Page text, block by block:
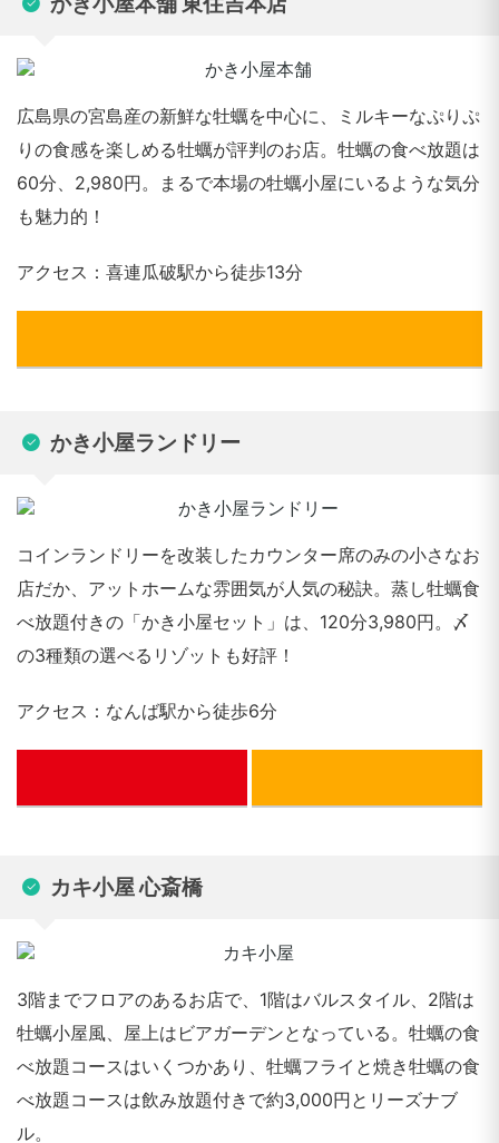
広島県の宮島産の新鮮な牡蠣を中心に、ミルキーなぷりぷ
りの食感を楽しめる牡蠣が評判のお店。牡蠣の食べ放題は
60分、2,980円。まるで本場の牡蠣小屋にいるような気分
も魅力的！
アクセス：喜連瓜破駅から徒歩13分
かき小屋ランドリー
コインランドリーを改装したカウンター席のみの小さなお
店だか、アットホームな雰囲気が人気の秘訣。蒸し牡蠣食
べ放題付きの「かき小屋セット」は、120分3,980円。〆
の3種類の選べるリゾットも好評！
アクセス：なんば駅から徒歩6分
カキ小屋 心斎橋
3階までフロアのあるお店で、1階はバルスタイル、2階は
牡蠣小屋風、屋上はビアガーデンとなっている。牡蠣の食
べ放題コースはいくつかあり、牡蠣フライと焼き牡蠣の食
べ放題コースは飲み放題付きで約3,000円とリーズナブ
ル。